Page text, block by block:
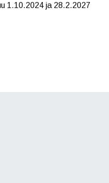
1.10.2024 ja 28.2.2027